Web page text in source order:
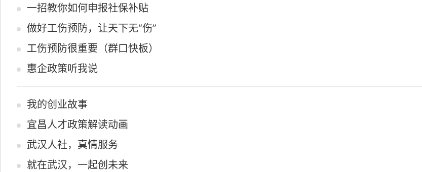
一招教你如何申报社保补贴
做好工伤预防，让天下无“伤”
工伤预防很重要（群口快板）
惠企政策听我说
我的创业故事
宜昌人才政策解读动画
武汉人社，真情服务
就在武汉，一起创未来